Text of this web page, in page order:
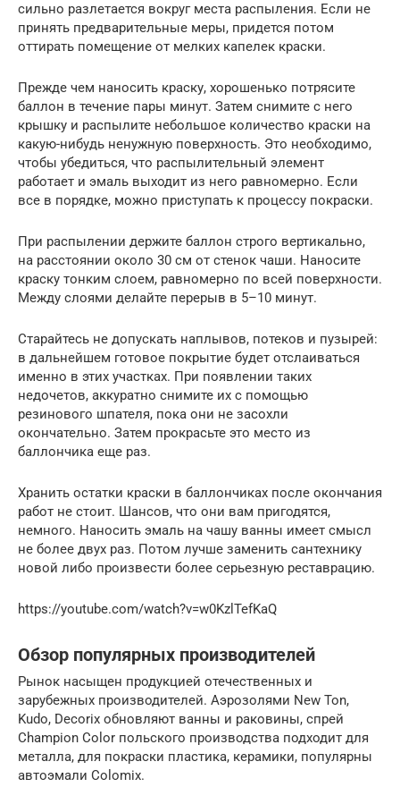
сильно разлетается вокруг места распыления. Если не
принять предварительные меры, придется потом
оттирать помещение от мелких капелек краски.
Прежде чем наносить краску, хорошенько потрясите
баллон в течение пары минут. Затем снимите с него
крышку и распылите небольшое количество краски на
какую-нибудь ненужную поверхность. Это необходимо,
чтобы убедиться, что распылительный элемент
работает и эмаль выходит из него равномерно. Если
все в порядке, можно приступать к процессу покраски.
При распылении держите баллон строго вертикально,
на расстоянии около 30 см от стенок чаши. Наносите
краску тонким слоем, равномерно по всей поверхности.
Между слоями делайте перерыв в 5–10 минут.
Старайтесь не допускать наплывов, потеков и пузырей:
в дальнейшем готовое покрытие будет отслаиваться
именно в этих участках. При появлении таких
недочетов, аккуратно снимите их с помощью
резинового шпателя, пока они не засохли
окончательно. Затем прокрасьте это место из
баллончика еще раз.
Хранить остатки краски в баллончиках после окончания
работ не стоит. Шансов, что они вам пригодятся,
немного. Наносить эмаль на чашу ванны имеет смысл
не более двух раз. Потом лучше заменить сантехнику
новой либо произвести более серьезную реставрацию.
https://youtube.com/watch?v=w0KzlTefKaQ
Обзор популярных производителей
Рынок насыщен продукцией отечественных и
зарубежных производителей. Аэрозолями New Ton,
Kudo, Decorix обновляют ванны и раковины, спрей
Champion Color польского производства подходит для
металла, для покраски пластика, керамики, популярны
автоэмали Colomix.